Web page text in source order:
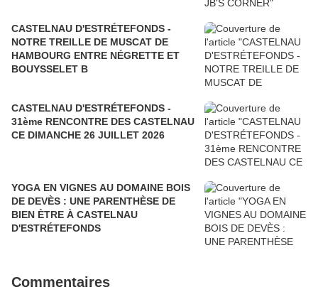
CASTELNAU D'ESTRÉTEFONDS -
NOTRE TREILLE DE MUSCAT DE
HAMBOURG ENTRE NÉGRETTE ET
BOUYSSELET B
CASTELNAU D'ESTRÉTEFONDS -
31ème RENCONTRE DES CASTELNAU
CE DIMANCHE 26 JUILLET 2026
YOGA EN VIGNES AU DOMAINE BOIS
DE DEVÈS : UNE PARENTHÈSE DE
BIEN ÈTRE À CASTELNAU
D'ESTRÉTEFONDS
Commentaires